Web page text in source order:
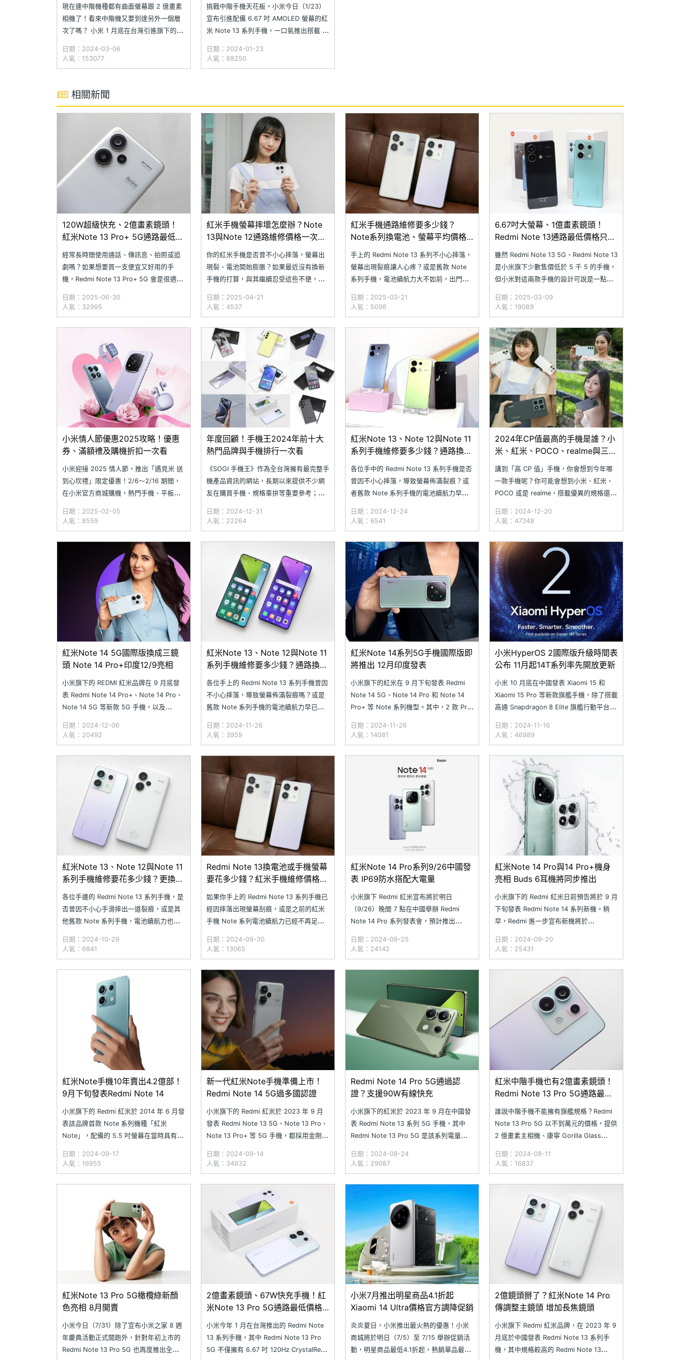
現在連中階機種都有曲面螢幕跟 2 億畫素
相機了！看來中階機又要到達另外一個層
次了嗎？ 小米 1 月底在台灣引進旗下的紅
13 Pro 5G 與 Note 13 Pro+ 5G 兩款分別
採用高通 Snapdragon 7s
日期：2024-03-06
人氣：153077
挑戰中階手機天花板，小米今日（1/23）
宣布引進配備 6.67 吋 AMOLED 螢幕的紅
米 Note 13 系列手機，一口氣推出搭載 2
5G 與 Note 13 Pro 5G，以及超細極窄邊
框的 Redmi Note 13
日期：2024-01-23
人氣：88250
相關新聞
120W超級快充、2億畫素鏡頭！
紅米Note 13 Pro+ 5G通路最低價
經常長時間使用通話、傳訊息、拍照或追
劇嗎？如果想要買一支便宜又好用的手
機，Redmi Note 13 Pro+ 5G 會是很適合
池，還具備 120W 超級快充，能在最短時
間恢復手機不足的電量，讓你使用得更放
心！
日期：2025-06-30
人氣：32995
紅米手機螢幕摔壞怎麼辦？Note
13與Note 12通路維修價格一次看
你的紅米手機是否曾不小心摔落，螢幕出
現裂、電池開始膨脹？如果最近沒有換新
手機的打算，與其繼續忍受這些不便，不
幕，讓手機直接回歸巔峰狀態！究竟 SOGI
合作維修店提供的 Redmi Note 13、
Redmi Note 12 系列手機，其中的螢幕與
電池更換費用是多少
日期：2025-04-21
人氣：4537
紅米手機通路維修要多少錢？
Note系列換電池、螢幕平均價格
手上的 Redmi Note 13 系列不小心摔落，
螢幕出現裂痕讓人心疼？或是舊款 Note
系列手機，電池續航力大不如前，出門沒
Redmi Note 14 系列，與其忍受這些困
擾，不如直接更換全新螢幕與電池，讓手
機恢復巔峰狀態！SOGI 合作維修店家提供
日期：2025-03-21
人氣：5096
6.67吋大螢幕、1億畫素鏡頭！
Redmi Note 13通路最低價格只要
雖然 Redmi Note 13 5G、Redmi Note 13
是小米旗下少數售價低於 5 千 5 的手機，
但小米對這兩款手機的設計可說是一點也
支援小米影像大腦 AI 演算法外，還有耐用
的 IP54 防潑水設計及 6.67 吋大螢幕
日期：2025-03-09
人氣：19089
小米情人節優惠2025攻略！優惠
券、滿額禮及購機折扣一次看
小米迎接 2025 情人節，推出「遇見米 送
到心坎禮」限定優惠！2/6～2/16 期間，
在小米官方商城購機，熱門手機、平板、
鬆入手理想好物。還有提供超多、超值福
利帶回家，不僅有新品上市、優惠券、積
分兌換、購機贈禮等好康，消費滿 888 元
還能抽萬元旅遊現金券！快來
日期：2025-02-05
人氣：8559
年度回顧！手機王2024年前十大
熱門品牌與手機排行一次看
《SOGI 手機王》作為全台灣擁有最完整手
機產品資訊的網站，長期以來提供不少網
友在購買手機、規格車拚等重要參考；趁
最熱門的品牌與手機。首先是品牌部分，
今年依舊是三星最多人瀏覽的品牌，其次
才是蘋果；產品方面則是三星在 3 月推出
的 SAMSUNG Galaxy
日期：2024-12-31
人氣：22264
紅米Note 13、Note 12與Note 11
系列手機維修要多少錢？通路換電
各位手中的 Redmi Note 13 系列手機是否
曾因不小心摔落，導致螢幕佈滿裂痕？或
者舊款 Note 系列手機的電池續航力早已
繼續忍受手機的困擾，不如趕緊更換新螢
幕與電池！究竟在 SOGI 合作的維修店家
中，Redmi Note 系列手機的螢幕與電池
更換費用均
日期：2024-12-24
人氣：6541
2024年CP值最高的手機是誰？小
米、紅米、POCO、realme與三星
講到「高 CP 值」手機，你會想到今年哪
一款手機呢？你可能會想到小米、紅米、
POCO 或是 realme，搭載優異的規格還擁
值」，今年台灣市場就推出多款高 CP 值
手機，例如小米 14T Pro、POCO F6
Pro、Redmi Note 13 Pro+ 5G、
日期：2024-12-20
人氣：47348
紅米Note 14 5G國際版換成三鏡
頭 Note 14 Pro+印度12/9亮相
小米旗下的 REDMI 紅米品牌在 9 月底發
表 Redmi Note 14 Pro+、Note 14 Pro、
Note 14 5G 等新款 5G 手機，以及
已先預告 Redmi Note 14 Pro+ 5G 將於
12/9 在印度推出國際版，近
日期：2024-12-06
人氣：20492
紅米Note 13、Note 12與Note 11
系列手機維修要多少錢？通路換電
池與螢幕價格整理(2024.11)
各位手上的 Redmi Note 13 系列手機曾因
不小心摔落，導致螢幕佈滿裂痕嗎？或是
舊款 Note 系列手機的電池續航力早已不
是時候考慮更換新電池與螢幕！究竟在
SOGI 合作維修店家中，Redmi Note 系列
手機更換電池和螢幕的費用是多少？哪裡
日期：2024-11-26
人氣：3959
紅米Note 14系列5G手機國際版即
將推出 12月印度發表
小米旗下的紅米在 9 月下旬發表 Redmi
Note 14 5G、Note 14 Pro 和 Note 14
Pro+ 等 Note 系列機型。其中，2 款 Pro
7i，與升級版金剛架構來提升防護能力，
並具備最高 IP69 防塵防水等級。
日期：2024-11-26
人氣：14081
小米HyperOS 2國際版升級時間表
公布 11月起14T系列率先開放更新
小米 10 月底在中國發表 Xiaomi 15 和
Xiaomi 15 Pro 等新款旗艦手機，除了搭載
高通 Snapdragon 8 Elite 旗艦行動平台，
米澎湃 OS 2）使用介面，並公布中國版機
型的升級時間表。稍早，小米宣布 Xiaomi
日期：2024-11-16
人氣：46989
紅米Note 13、Note 12與Note 11
系列手機維修要花多少錢？更換電
池與螢幕價格整理(2024.10)
各位手邊的 Redmi Note 13 系列手機，是
否曾因不小心手滑摔出一道裂痕，或是其
他舊款 Note 系列手機，電池續航力也已
惱不已呢？不如趁現在換個新電池與螢幕
吧！究竟 Redmi Note 系列手機在 SOGI
合作維修店家的電池與螢幕更換費用是
日期：2024-10-29
人氣：6841
Redmi Note 13換電池或手機螢幕
要花多少錢？紅米手機維修價格一
次看(2024.9)
如果你手上的 Redmi Note 13 系列手機已
經因摔落出現螢幕刮痕，或是之前的紅米
手機 Note 系列電池續航力已經不再足夠
帶行動電源，現在或許是時候換一顆新電
池或手機螢幕了！究竟 Redmi Note 系列
在 SOGI 合作維修店家的電池與螢幕更換
費用是多
日期：2024-09-30
人氣：13065
紅米Note 14 Pro系列9/26中國發
表 IP69防水搭配大電量
小米旗下 Redmi 紅米宣布將於明日
（9/26）晚間 7 點在中國舉辦 Redmi
Note 14 Pro 系列發表會，預計推出
日預熱宣傳已陸續公布多項新機規格，全
系列取得最高 IP69 防塵防水認證；Note
14 Pro+
日期：2024-09-25
人氣：24142
紅米Note 14 Pro與14 Pro+機身
亮相 Buds 6耳機將同步推出
小米旗下的 Redmi 紅米日前預告將於 9 月
下旬發表 Redmi Note 14 系列新機。稍
早，Redmi 進一步宣布新機將於
Note 14 系列產品特色，以及 Redmi
Note 14 Pro 與 Note 14 Pro+ 機身設
計，同時
日期：2024-09-20
人氣：25431
紅米Note手機10年賣出4.2億部！
9月下旬發表Redmi Note 14
小米旗下的 Redmi 紅米於 2014 年 6 月發
表該品牌首款 Note 系列機種「紅米
Note」，配備的 5.5 吋螢幕在當時具有大
Note 系列在歷經 10 年銷售（截至
2024/8/20）後，全球累積總銷量已達
4.2 億部紀錄；同時，預告下一代
日期：2024-09-17
人氣：16955
新一代紅米Note手機準備上市！
Redmi Note 14 5G過多國認證
小米旗下的 Redmi 紅米於 2023 年 9 月
發表 Redmi Note 13 5G、Note 13 Pro、
Note 13 Pro+ 等 5G 手機，都採用金剛骨
的 Redmi Note 13 Pro+ 進一步擁有 IP68
防塵防水等級。最新消息顯示，下
日期：2024-09-14
人氣：34932
Redmi Note 14 Pro 5G通過認
證？支援90W有線快充
小米旗下的紅米於 2023 年 9 月在中國發
表 Redmi Note 13 系列 5G 手機，其中
Redmi Note 13 Pro 5G 是該系列電量最
67W 有線快充規格。傳聞紅米 Note 系列
下一代機種 Redmi Note 14 Pro 5
日期：2024-08-24
人氣：29087
紅米中階手機也有2億畫素鏡頭！
Redmi Note 13 Pro 5G通路最低
誰說中階手機不能擁有旗艦規格？Redmi
Note 13 Pro 5G 以不到萬元的價格，提供
2 億畫素主相機、康寧 Gorilla Glass
同時配置 5,100mAh 電量、67W 有線快
充，輕鬆告別電量焦慮。Redmi Note 13
Pro 5
日期：2024-08-11
人氣：16837
紅米Note 13 Pro 5G橄欖綠新顏
色亮相 8月開賣
小米今日（7/31）除了宣布小米之家 8 週
年慶典活動正式開跑外，針對年初上市的
Redmi Note 13 Pro 5G 也再度推出全新
2億畫素鏡頭、67W快充手機！紅
米Note 13 Pro 5G通路最低價格
小米今年 1 月在台灣推出的 Redmi Note
13 系列手機，其中 Redmi Note 13 Pro
5G 不僅擁有 6.67 吋 120Hz CrystalRes
小米7月推出明星商品4.1折起
Xiaomi 14 Ultra價格官方調降促銷
炎炎夏日，小米推出最火熱的優惠！小米
商城將於明日（7/5）至 7/15 舉辦促銷活
動，明星商品最低4.1折起，熱銷單品最高
2億鏡頭掰了？紅米Note 14 Pro
傳調整主鏡頭 增加長焦鏡頭
小米旗下 Redmi 紅米品牌，在 2023 年 9
月底於中國發表 Redmi Note 13 系列手
機，其中規格較高的 Redmi Note 13